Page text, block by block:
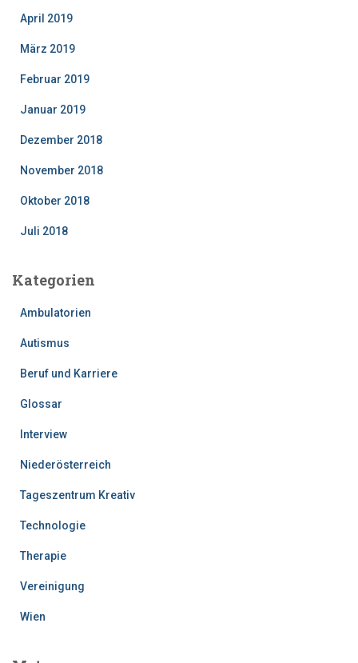
April 2019
März 2019
Februar 2019
Januar 2019
Dezember 2018
November 2018
Oktober 2018
Juli 2018
Kategorien
Ambulatorien
Autismus
Beruf und Karriere
Glossar
Interview
Niederösterreich
Tageszentrum Kreativ
Technologie
Therapie
Vereinigung
Wien